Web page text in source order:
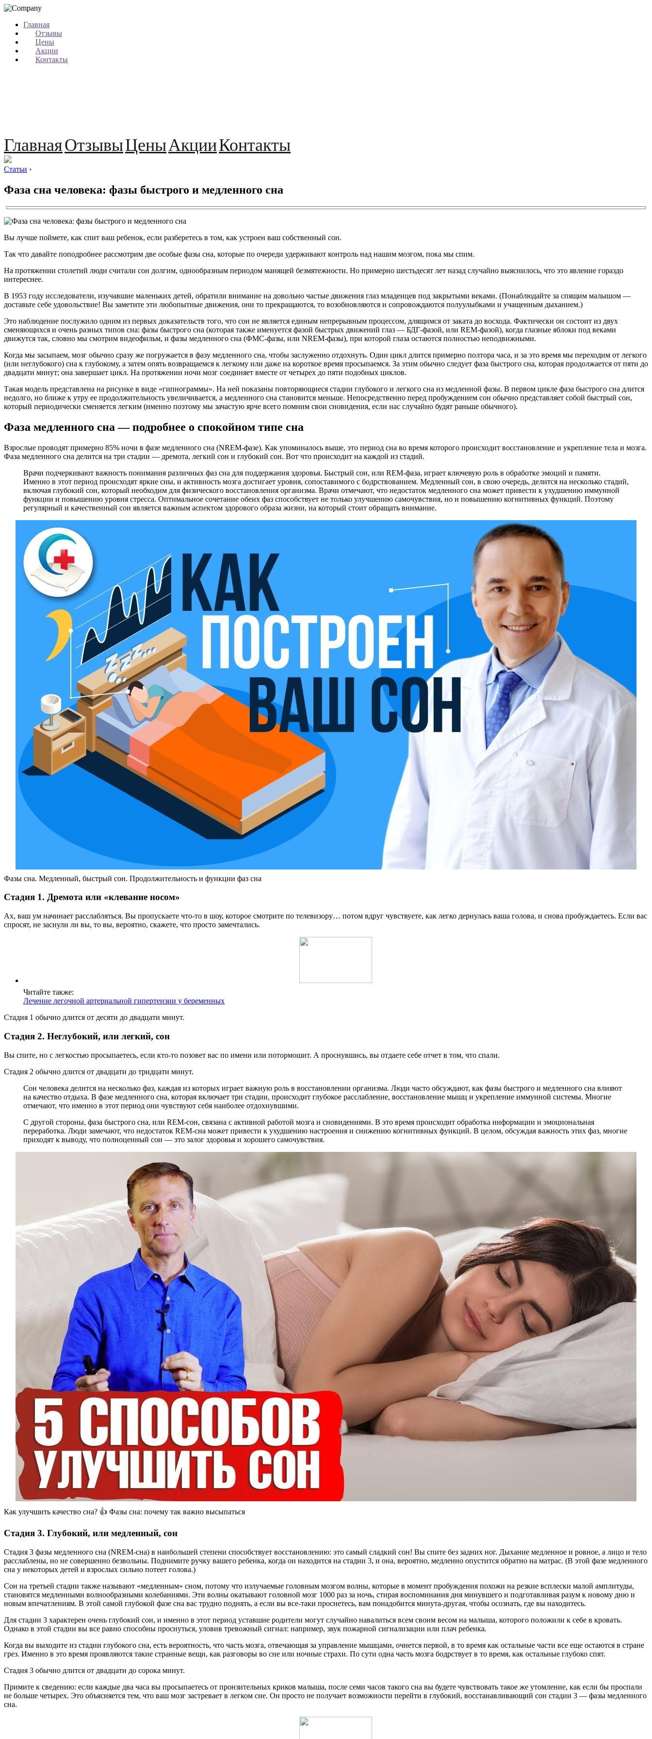
Главная
Отзывы
Цены
Акции
Контакты
ГлавнаяОтзывыЦеныАкцииКонтакты
Статьи ›
Фаза сна человека: фазы быстрого и медленного сна
Вы лучше поймете, как спит ваш ребенок, если разберетесь в том, как устроен ваш собственный сон.
Так что давайте поподробнее рассмотрим две особые фазы сна, которые по очереди удерживают контроль над нашим мозгом, пока мы спим.
На протяжении столетий люди считали сон долгим, однообразным периодом манящей безмятежности. Но примерно шестьдесят лет назад случайно выяснилось, что это явление гораздо
интереснее.
В 1953 году исследователи, изучавшие маленьких детей, обратили внимание на довольно частые движения глаз младенцев под закрытыми веками. (Понаблюдайте за спящим малышом —
доставьте себе удовольствие! Вы заметите эти любопытные движения, они то прекращаются, то возобновляются и сопровождаются полуулыбками и учащенным дыханием.)
Это наблюдение послужило одним из первых доказательств того, что сон не является единым непрерывным процессом, длящимся от заката до восхода. Фактически он состоит из двух
сменяющихся и очень разных типов сна: фазы быстрого сна (которая также именуется фазой быстрых движений глаз — БДГ-фазой, или REM-фазой), когда глазные яблоки под веками
движутся так, словно мы смотрим видеофильм, и фазы медленного сна (ФМС-фазы, или NREM-фазы), при которой глаза остаются полностью неподвижными.
Когда мы засыпаем, мозг обычно сразу же погружается в фазу медленного сна, чтобы заслуженно отдохнуть. Один цикл длится примерно полтора часа, и за это время мы переходим от легкого
(или неглубокого) сна к глубокому, а затем опять возвращаемся к легкому или даже на короткое время просыпаемся. За этим обычно следует фаза быстрого сна, которая продолжается от пяти до
двадцати минут; она завершает цикл. На протяжении ночи мозг соединяет вместе от четырех до пяти подобных циклов.
Такая модель представлена на рисунке в виде «гипнограммы». На ней показаны повторяющиеся стадии глубокого и легкого сна из медленной фазы. В первом цикле фаза быстрого сна длится
недолго, но ближе к утру ее продолжительность увеличивается, а медленного сна становится меньше. Непосредственно перед пробуждением сон обычно представляет собой быстрый сон,
который периодически сменяется легким (именно поэтому мы зачастую ярче всего помним свои сновидения, если нас случайно будят раньше обычного).
Фаза медленного сна — подробнее о спокойном типе сна
Взрослые проводят примерно 85% ночи в фазе медленного сна (NREM-фазе). Как упоминалось выше, это период сна во время которого происходит восстановление и укрепление тела и мозга.
Фаза медленного сна делится на три стадии — дремота, легкий сон и глубокий сон. Вот что происходит на каждой из стадий.
Врачи подчеркивают важность понимания различных фаз сна для поддержания здоровья. Быстрый сон, или REM-фаза, играет ключевую роль в обработке эмоций и памяти.
Именно в этот период происходят яркие сны, и активность мозга достигает уровня, сопоставимого с бодрствованием. Медленный сон, в свою очередь, делится на несколько стадий,
включая глубокий сон, который необходим для физического восстановления организма. Врачи отмечают, что недостаток медленного сна может привести к ухудшению иммунной
функции и повышению уровня стресса. Оптимальное сочетание обеих фаз способствует не только улучшению самочувствия, но и повышению когнитивных функций. Поэтому
регулярный и качественный сон является важным аспектом здорового образа жизни, на который стоит обращать внимание.
Фазы сна. Медленный, быстрый сон. Продолжительность и функции фаз сна
Стадия 1. Дремота или «клевание носом»
Ах, ваш ум начинает расслабляться. Вы пропускаете что-то в шоу, которое смотрите по телевизору… потом вдруг чувствуете, как легко дернулась ваша голова, и снова пробуждаетесь. Если вас
спросят, не заснули ли вы, то вы, вероятно, скажете, что просто замечтались.
Читайте также:
Лечение легочной артериальной гипертензии у беременных
Стадия 1 обычно длится от десяти до двадцати минут.
Стадия 2. Неглубокий, или легкий, сон
Вы спите, но с легкостью просыпаетесь, если кто-то позовет вас по имени или потормошит. А проснувшись, вы отдаете себе отчет в том, что спали.
Стадия 2 обычно длится от двадцати до тридцати минут.
Сон человека делится на несколько фаз, каждая из которых играет важную роль в восстановлении организма. Люди часто обсуждают, как фазы быстрого и медленного сна влияют
на качество отдыха. В фазе медленного сна, которая включает три стадии, происходит глубокое расслабление, восстановление мышц и укрепление иммунной системы. Многие
отмечают, что именно в этот период они чувствуют себя наиболее отдохнувшими.
С другой стороны, фаза быстрого сна, или REM-сон, связана с активной работой мозга и сновидениями. В это время происходит обработка информации и эмоциональная
переработка. Люди замечают, что недостаток REM-сна может привести к ухудшению настроения и снижению когнитивных функций. В целом, обсуждая важность этих фаз, многие
приходят к выводу, что полноценный сон — это залог здоровья и хорошего самочувствия.
Как улучшить качество сна? 👍 Фазы сна: почему так важно высыпаться
Стадия 3. Глубокий, или медленный, сон
Стадия 3 фазы медленного сна (NREM-сна) в наибольшей степени способствует восстановлению: это самый сладкий сон! Вы спите без задних ног. Дыхание медленное и ровное, а лицо и тело
расслаблены, но не совершенно безвольны. Поднимите ручку вашего ребенка, когда он находится на стадии 3, и она, вероятно, медленно опустится обратно на матрас. (В этой фазе медленного
сна у некоторых детей и взрослых сильно потеет голова.)
Сон на третьей стадии также называют «медленным» сном, потому что излучаемые головным мозгом волны, которые в момент пробуждения похожи на резкие всплески малой амплитуды,
становятся медленными волнообразными колебаниями. Эти волны окатывают головной мозг 1000 раз за ночь, стирая воспоминания дня минувшего и подготавливая разум к новому дню и
новым впечатлениям. В этой самой глубокой фазе сна вас трудно поднять, а если вы все-таки проснетесь, вам понадобится минута-другая, чтобы осознать, где вы находитесь.
Для стадии 3 характерен очень глубокий сон, и именно в этот период уставшие родители могут случайно навалиться всем своим весом на малыша, которого положили к себе в кровать.
Однако в этой стадии вы все равно способны проснуться, уловив тревожный сигнал: например, звук пожарной сигнализации или плач ребенка.
Когда вы выходите из стадии глубокого сна, есть вероятность, что часть мозга, отвечающая за управление мышцами, очнется первой, в то время как остальные части все еще остаются в стране
грез. Именно в это время проявляются такие странные вещи, как разговоры во сне или ночные страхи. По сути одна часть мозга бодрствует в то время, как остальные глубоко спят.
Стадия 3 обычно длится от двадцати до сорока минут.
Примите к сведению: если каждые два часа вы просыпаетесь от пронзительных криков малыша, после семи часов такого сна вы будете чувствовать такое же утомление, как если бы проспали
не больше четырех. Это объясняется тем, что ваш мозг застревает в легком сне. Он просто не получает возможности перейти в глубокий, восстанавливающий сон стадии 3 — фазы медленного
сна.